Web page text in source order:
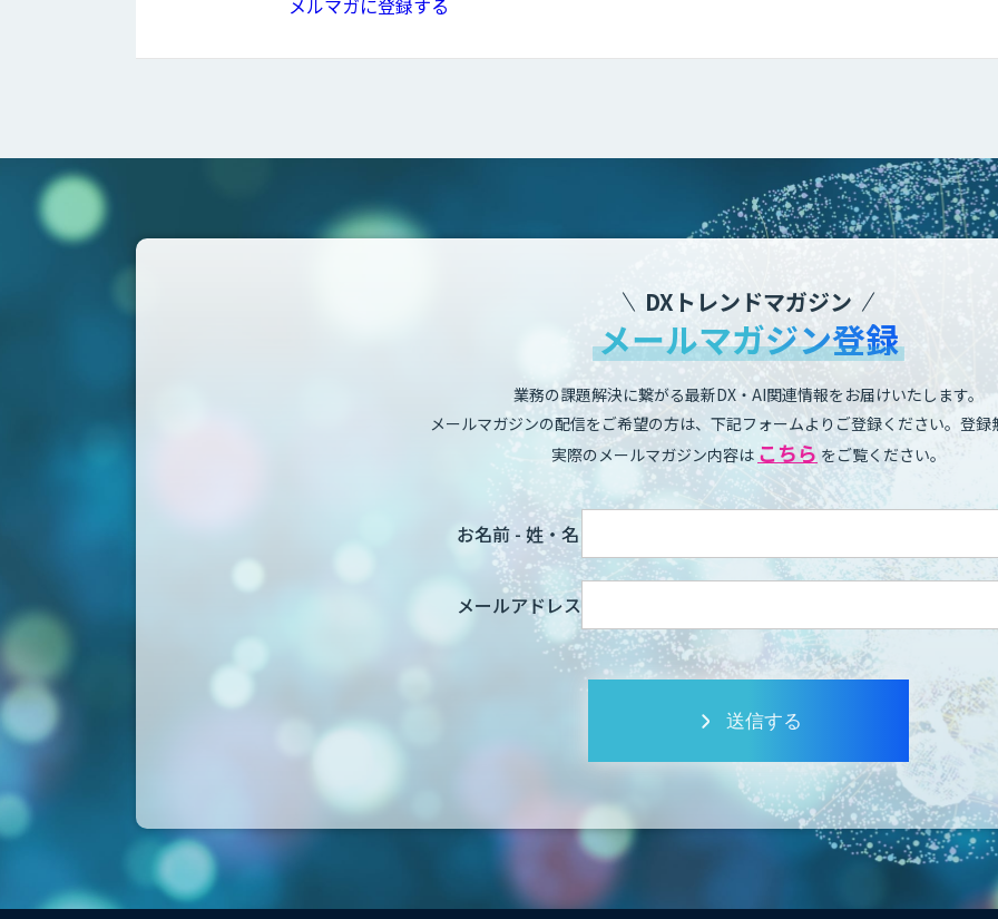
DXトレンドマガジン
メールマガジン登録
業務の課題解決に繋がる最新DX・AI関連情報をお届けいたします。
メールマガジンの配信をご希望の方は、下記フォームよりご登録ください。登録
実際のメールマガジン内容は こちら をご覧ください。
お名前 - 姓・名
メールアドレス
送信する